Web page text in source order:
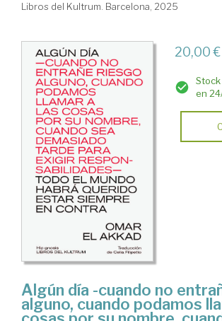
Libros del Kultrum. Barcelona, 2025
20,00 €
en
Algún día -cuando no
alguno, cuando podamos